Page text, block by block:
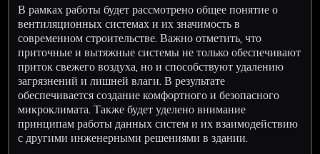
В рамках работы будет рассмотрено общее понятие о
вентиляционных системах и их значимость в
современном строительстве. Важно отметить, что
приточные и вытяжные системы не только обеспечивают
приток свежего воздуха, но и способствуют удалению
загрязнений и лишней влаги. В результате
обеспечивается создание комфортного и безопасного
микроклимата. Также будет уделено внимание
принципам работы данных систем и их взаимодействию
с другими инженерными решениями в здании.